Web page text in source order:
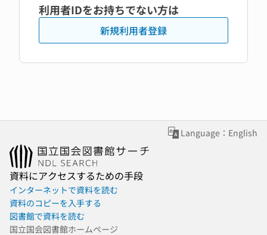
利用者IDをお持ちでない方は
新規利用者登録
Language：English
資料にアクセスするための手段
インターネットで資料を読む
資料のコピーを入手する
図書館で資料を読む
国立国会図書館ホームページ